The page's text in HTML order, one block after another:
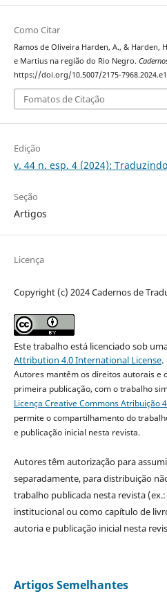
Como Citar
Ramos de Oliveira Harden, A., & Harden,
e Martius na região do Rio Negro.
https://doi.org/10.5007/2175-
Fomatos de Citação
Edição
v. 44 n. esp. 4 (2024):
Seção
Artigos
Licença
Copyright (c) 2024 Cadernos de
Este trabalho está licenciado sob
Attribution 4.0 International License.
Autores mantêm os direitos autorais e
primeira publicação, com o trabalho
Licença Creative Commons Atribuição
permite o compartilhamento do
e publicação inicial nesta revista.
Autores têm autorização para
separadamente, para distribuição
trabalho publicada nesta revista
institucional ou como capítulo de
autoria e publicação inicial nesta
Artigos Semelhantes